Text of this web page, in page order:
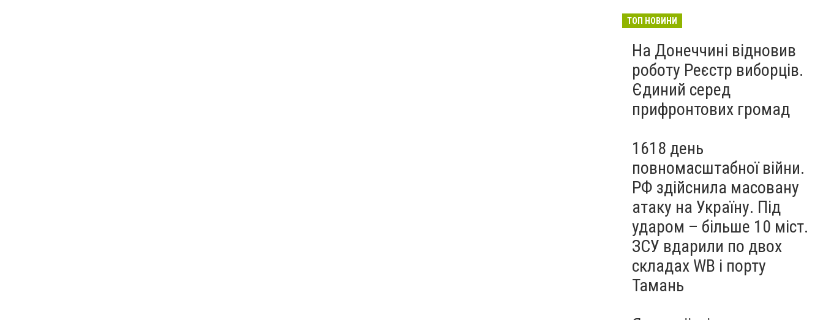
Бєдняков зіграє тата
новому українському
фільмі, - ФОТО
Вчора
ТОП НОВИНИ
На Донеччині відновив
роботу Реєстр виборців.
Єдиний серед
прифронтових громад
1618 день
повномасштабної війни.
РФ здійснила масовану
атаку на Україну. Під
ударом – більше 10 міст.
ЗСУ вдарили по двох
складах WB і порту
Тамань